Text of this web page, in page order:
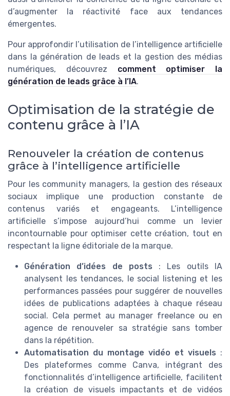
d’augmenter la réactivité face aux tendances
émergentes.
Pour approfondir l’utilisation de l’intelligence artificielle
dans la génération de leads et la gestion des médias
numériques, découvrez comment optimiser la
génération de leads grâce à l’IA.
Optimisation de la stratégie de
contenu grâce à l’IA
Renouveler la création de contenus
grâce à l’intelligence artificielle
Pour les community managers, la gestion des réseaux
sociaux implique une production constante de
contenus variés et engageants. L’intelligence
artificielle s’impose aujourd’hui comme un levier
incontournable pour optimiser cette création, tout en
respectant la ligne éditoriale de la marque.
Génération d’idées de posts : Les outils IA
analysent les tendances, le social listening et les
performances passées pour suggérer de nouvelles
idées de publications adaptées à chaque réseau
social. Cela permet au manager freelance ou en
agence de renouveler sa stratégie sans tomber
dans la répétition.
Automatisation du montage vidéo et visuels :
Des plateformes comme Canva, intégrant des
fonctionnalités d’intelligence artificielle, facilitent
la création de visuels impactants et de vidéos